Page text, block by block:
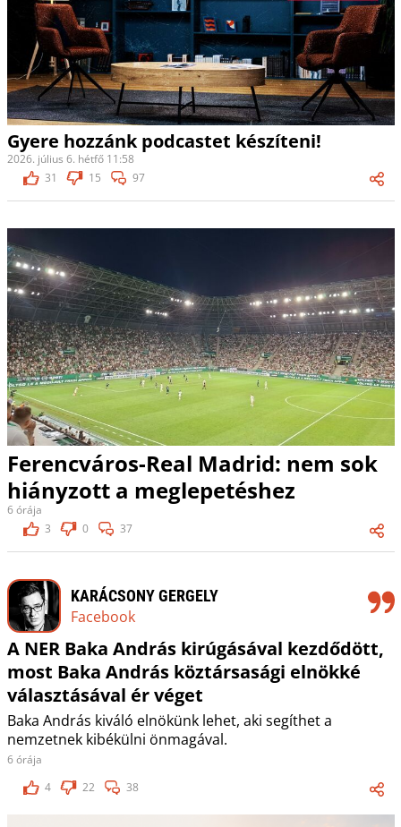
Gyere hozzánk podcastet készíteni!
2026. július 6. hétfő 11:58
31
15 97
Ferencváros-Real Madrid: nem sok
hiányzott a meglepetéshez
6 órája
3
0 37
KARÁCSONY GERGELY
Facebook
A NER Baka András kirúgásával kezdődött,
most Baka András köztársasági elnökké
választásával ér véget
Baka András kiváló elnökünk lehet, aki segíthet a
nemzetnek kibékülni önmagával.
6 órája
4
22 38